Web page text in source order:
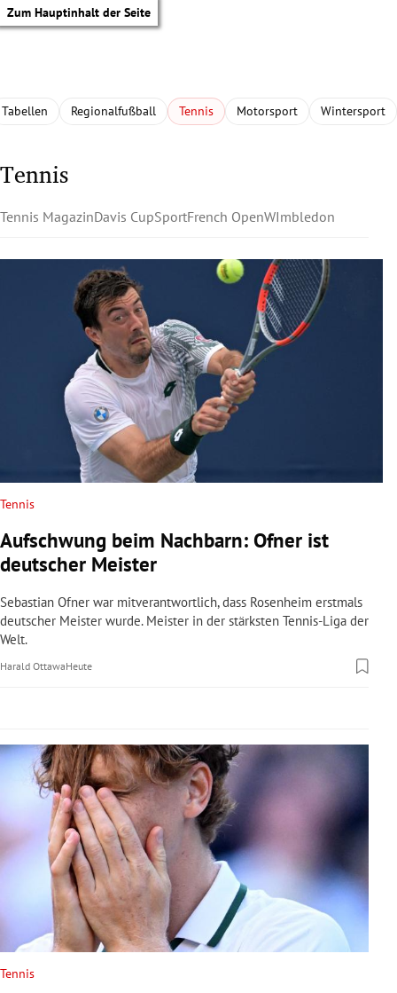
Zum Hauptinhalt der Seite
Untermenü
Untermenü
Untermenü
Untermenü
Untermenü
Untermenü
Untermenü
Tabellen Regionalfußball Tennis Motorsport Wintersport
Tennis
Tennis MagazinDavis CupSportFrench OpenWImbledon
Tennis
Aufschwung beim Nachbarn: Ofner ist
deutscher Meister
Sebastian Ofner war mitverantwortlich, dass Rosenheim erstmals
deutscher Meister wurde. Meister in der stärksten Tennis-Liga der
Welt.
Harald OttawaHeute
Tennis